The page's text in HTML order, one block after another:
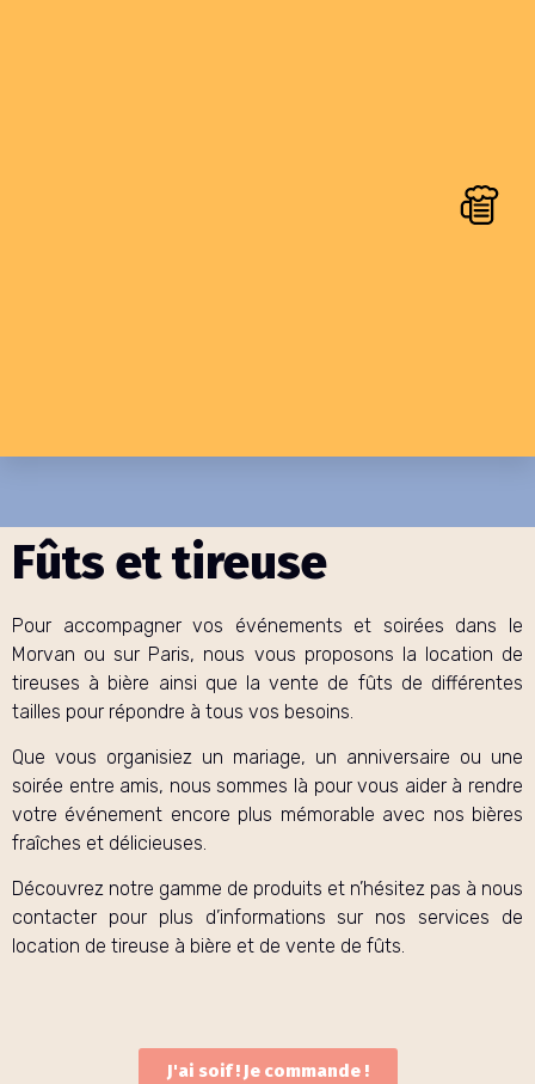
Fûts et tireuse
Pour accompagner vos événements et soirées dans le
Morvan ou sur Paris, nous vous proposons la location de
tireuses à bière ainsi que la vente de fûts de différentes
tailles pour répondre à tous vos besoins.
Que vous organisiez un mariage, un anniversaire ou une
soirée entre amis, nous sommes là pour vous aider à rendre
votre événement encore plus mémorable avec nos bières
fraîches et délicieuses.
Découvrez notre gamme de produits et n’hésitez pas à nous
contacter pour plus d’informations sur nos services de
location de tireuse à bière et de vente de fûts.
J'ai soif ! Je commande !